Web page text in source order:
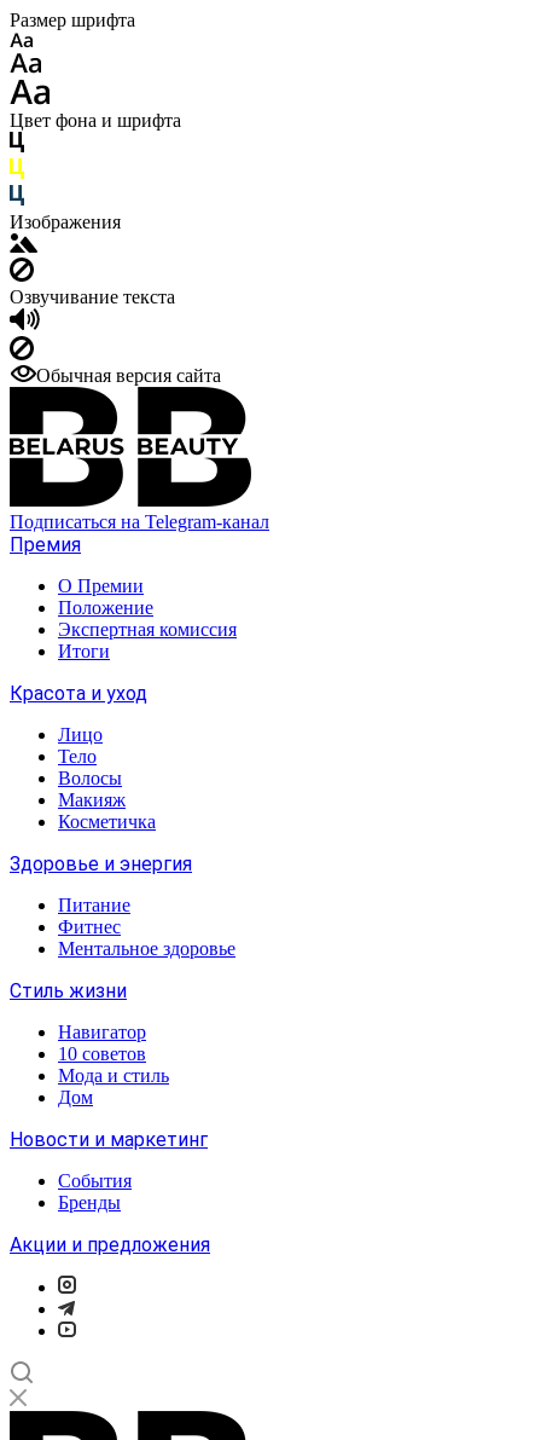
Размер шрифта
Цвет фона и шрифта
Изображения
Озвучивание текста
Обычная версия сайта
Подписаться на Telegram-канал
Премия
О Премии
Положение
Экспертная комиссия
Итоги
Красота и уход
Лицо
Тело
Волосы
Макияж
Косметичка
Здоровье и энергия
Питание
Фитнес
Ментальное здоровье
Стиль жизни
Навигатор
10 советов
Мода и стиль
Дом
Новости и маркетинг
События
Бренды
Акции и предложения